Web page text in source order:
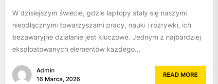
W dzisiejszym świecie, gdzie laptopy stały się naszymi
nieodłącznymi towarzyszami pracy, nauki i rozrywki, ich
bezawaryjne działanie jest kluczowe. Jednym z najbardziej
eksploatowanych elementów każdego...
Admin
16 Marca, 2026
READ MORE